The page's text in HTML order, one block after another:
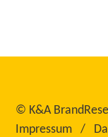
© K&A
Impressum